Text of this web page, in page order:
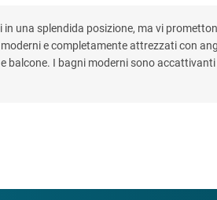
una splendida posizione, ma vi
e completamente attrezzati con
balcone. I bagni moderni sono